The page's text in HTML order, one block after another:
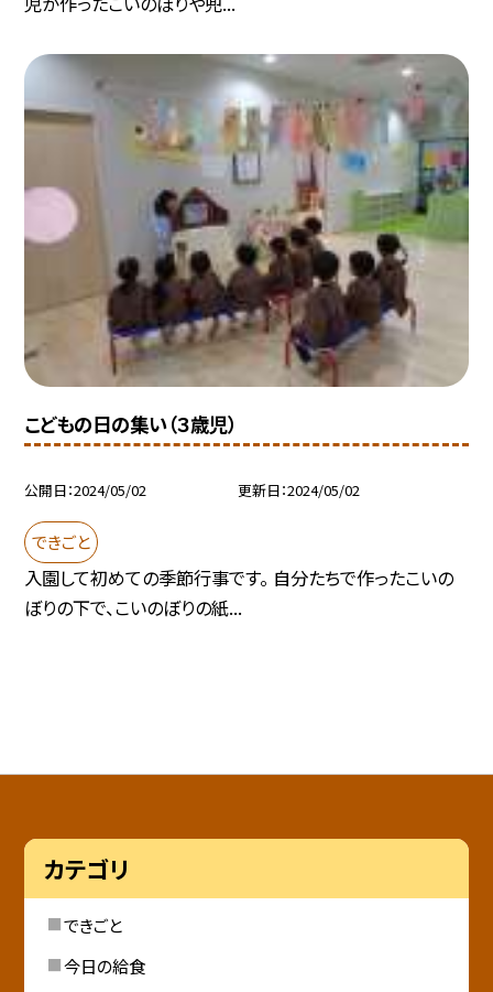
こどもの日の集い（３歳児）
公開日 2024/05/02 更新日 2024/05/02
できごと
入園して初めての季節行事です。 自分たちで作ったこいの
ぼりの下で、こいのぼりの紙...
カテゴリ
できごと
今日の給食